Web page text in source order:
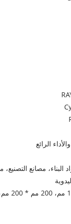
الرائع
البناء، مصانع